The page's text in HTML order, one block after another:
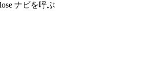
ナビを呼ぶ